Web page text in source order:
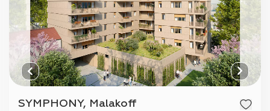
SYMPHONY, Malakoff